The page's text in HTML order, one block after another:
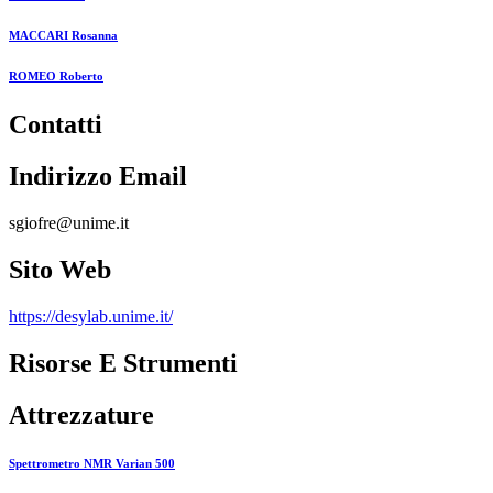
MACCARI Rosanna
ROMEO Roberto
Contatti
Indirizzo Email
sgiofre@unime.it
Sito Web
https://desylab.unime.it/
Risorse E Strumenti
Attrezzature
Spettrometro NMR Varian 500